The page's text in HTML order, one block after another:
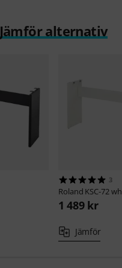
Jämför alternativ
3
Roland KSC-72 wh
1 489 kr
Jämför